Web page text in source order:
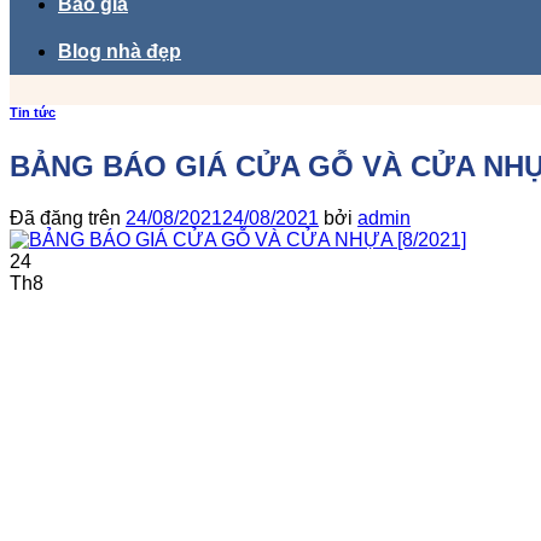
Báo giá
Blog nhà đẹp
Tin tức
BẢNG BÁO GIÁ CỬA GỖ VÀ CỬA
Đã đăng trên 24/08/202124/08/2021 bởi admin
24
Th8